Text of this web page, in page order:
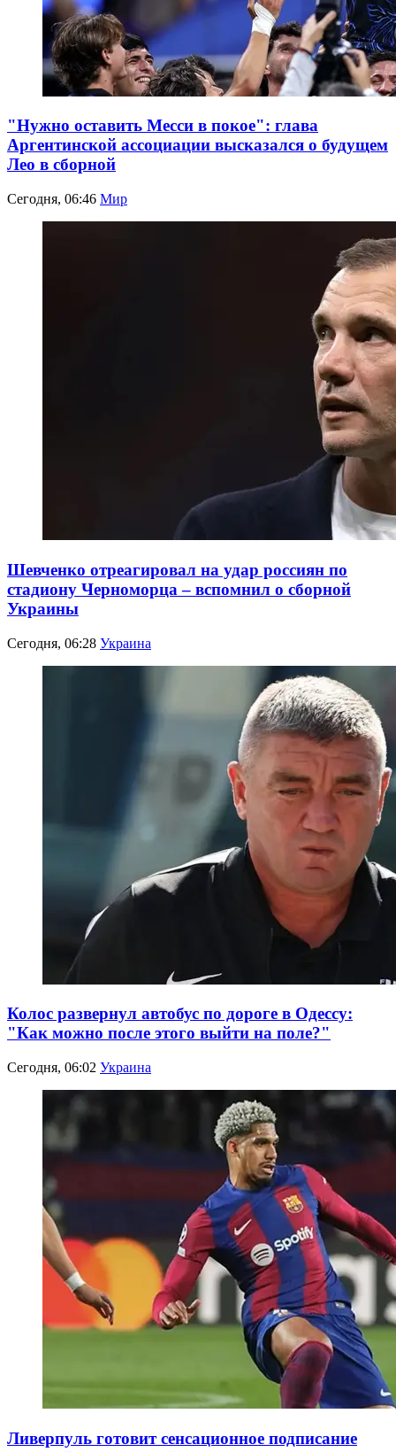
"Нужно оставить Месси в покое": глава
Аргентинской ассоциации высказался о будущем
Лео в сборной
Сегодня, 06:46 Мир
Шевченко отреагировал на удар россиян по
стадиону Черноморца – вспомнил о сборной
Украины
Сегодня, 06:28 Украина
Колос развернул автобус по дороге в Одессу:
"Как можно после этого выйти на поле?"
Сегодня, 06:02 Украина
Ливерпуль готовит сенсационное подписание